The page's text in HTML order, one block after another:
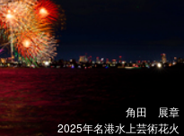
角田 展章
2025年名港水上芸術花火